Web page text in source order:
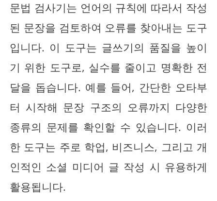
문법 검사기는 언어의 규칙에 따라서 작성
된 문장을 검토하여 오류를 찾아내는 도구
입니다. 이 도구는 글쓰기의 품질을 높이
기 위한 도구로, 실수를 줄이고 명확한 전
달을 돕습니다. 예를 들어, 간단한 오타부
터 시작해 문장 구조의 오류까지 다양한
종류의 문제를 확인할 수 있습니다. 이러
한 도구는 주로 학업, 비즈니스, 그리고 개
인적인 소셜 미디어 글 작성 시 유용하게
활용됩니다.